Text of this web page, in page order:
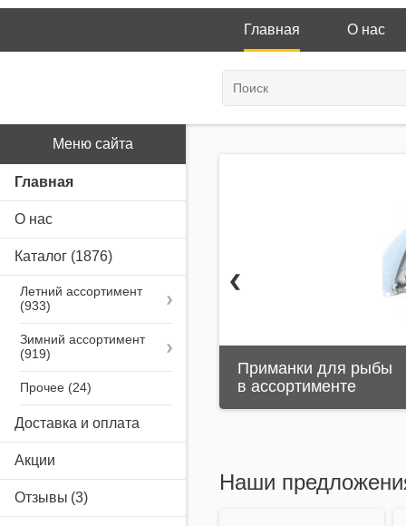
Главная О нас
Меню сайта
Главная
О нас
Каталог (1876)
Летний ассортимент
Зимний ассортимент
Прочее
Доставка и оплата
Акции
Отзывы
Приманки для рыбы
в ассортименте
Наши